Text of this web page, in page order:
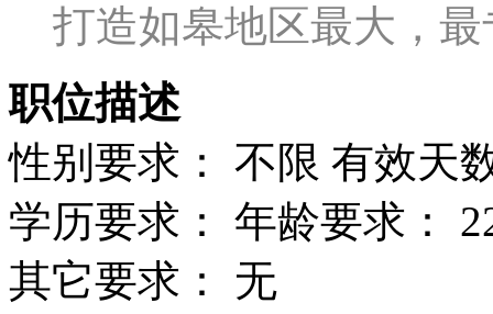
打造如皋地区最大，
职位描述
性别要求： 不限 有效天
学历要求： 年龄要求：
其它要求： 无